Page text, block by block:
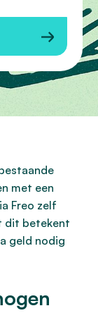
met een
Freo zelf
dit betekent
geld nodig